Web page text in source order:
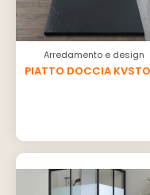
Arredamento e design
PIATTO DOCCIA